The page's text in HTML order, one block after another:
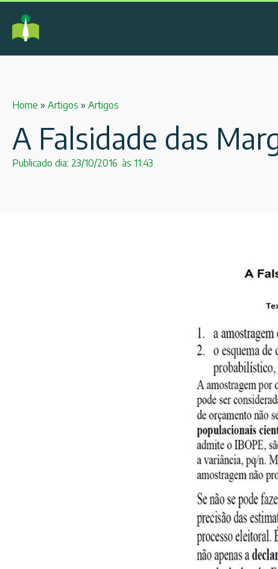
Home » Artigos » Artigos
A Falsidade das
Publicado dia: 23/10/2016 às 11:43